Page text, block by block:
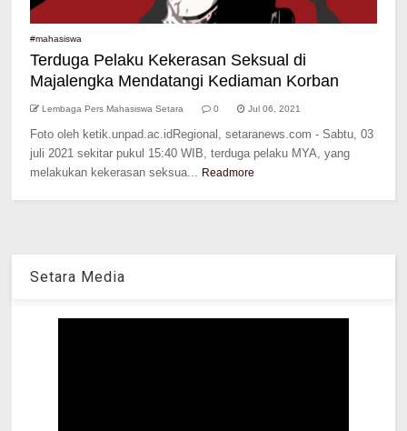
#mahasiswa
Terduga Pelaku Kekerasan Seksual di
Majalengka Mendatangi Kediaman Korban
Lembaga Pers Mahasiswa Setara 0 Jul 06, 2021
Foto oleh ketik.unpad.ac.idRegional, setaranews.com - Sabtu, 03
juli 2021 sekitar pukul 15:40 WIB, terduga pelaku MYA, yang
melakukan kekerasan seksua... Readmore
Setara Media